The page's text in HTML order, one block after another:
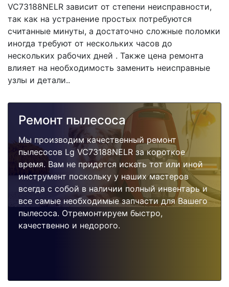
VC73188NELR зависит от степени неисправности,
так как на устранение простых потребуются
считанные минуты, а достаточно сложные поломки
иногда требуют от нескольких часов до
нескольких рабочих дней . Также цена ремонта
влияет на необходимость заменить неисправные
узлы и детали..
Ремонт пылесоса
Мы производим качественный ремонт
пылесосов Lg VC73188NELR за короткое
время. Вам не придется искать тот или иной
инструмент поскольку у наших мастеров
всегда с собой в наличии полный инвентарь и
все самые необходимые запчасти для Вашего
пылесоса. Отремонтируем быстро,
качественно и недорого.